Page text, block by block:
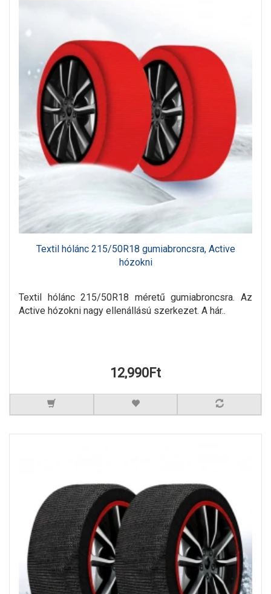
Textil hólánc 215/50R18 gumiabroncsra, Active
hózokni
Textil hólánc 215/50R18 méretű gumiabroncsra. Az
Active hózokni nagy ellenállású szerkezet. A hár..
12,990Ft